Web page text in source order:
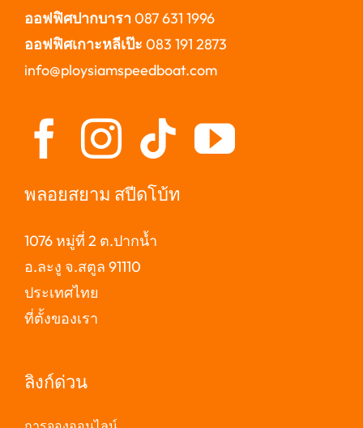
ออฟฟิศปากบารา087 631 1996
ออฟฟิศเกาะหลีเป๊ะ 083 191 2873
info@ploysiamspeedboat.com
พลอยสยาม สปีดโบ้ท
1076 หมู่ที่ 2 ต.ปากน้ำ
อ.ละงู จ.สตูล 91110
ประเทศไทย
ที่ตั้งของเรา
ลิงก์ด่วน